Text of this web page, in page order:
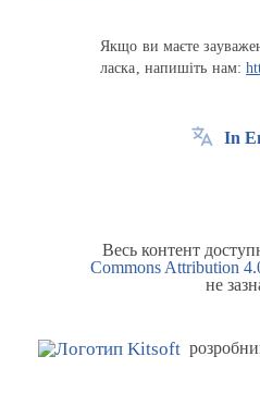
Якщо ви маєте
ласка, напишіть нам:
In
Весь контент
Commons Attribution
не